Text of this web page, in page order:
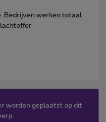
Bedrijven werken totaal
worden geplaatst op dit